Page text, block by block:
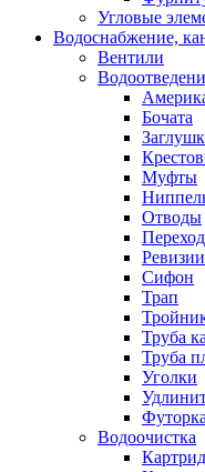
Угловые
Водоснабжение,
Вентили
Бочата
Муфты
Отводы
Ревизии
Сифон
Трап
Труба
Труба
Уголки
Футорка
Водоочистка